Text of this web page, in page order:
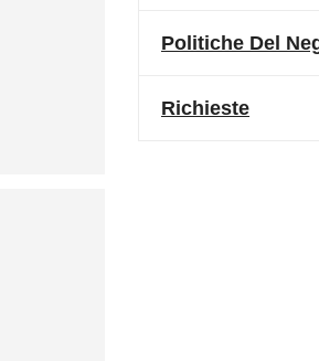
Politiche Del
Richieste